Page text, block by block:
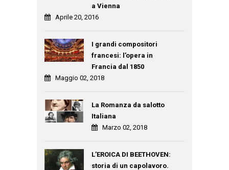
a Vienna
Aprile 20, 2016
I grandi compositori
francesi: l’opera in
Francia dal 1850
Maggio 02, 2018
La Romanza da salotto
Italiana
Marzo 02, 2018
L’EROICA DI BEETHOVEN:
storia di un capolavoro.